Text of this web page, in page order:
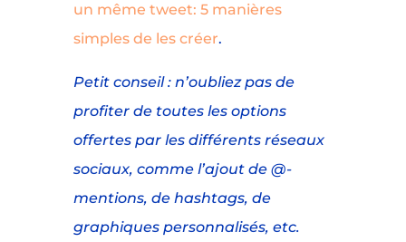
un même tweet: 5 manières
simples de les créer.
Petit conseil : n’oubliez pas de
profiter de toutes les options
offertes par les différents réseaux
sociaux, comme l’ajout de @-
mentions, de hashtags, de
graphiques personnalisés, etc.